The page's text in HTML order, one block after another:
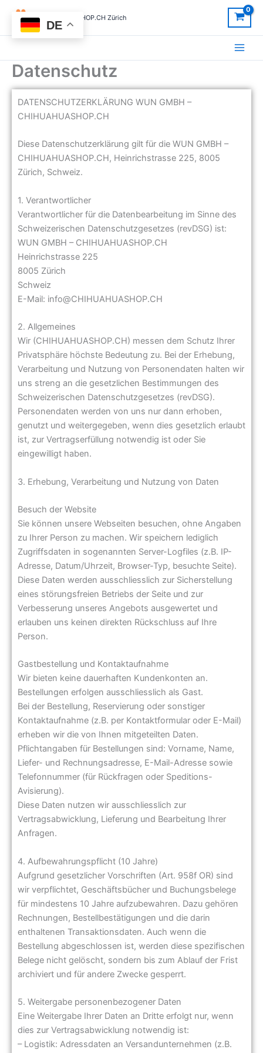
Inhalt
springen
CHIHUAHUASHOP.CH Zürich
Datenschutz
DATENSCHUTZERKLÄRUNG WUN GMBH –
CHIHUAHUASHOP.CH
Diese Datenschutzerklärung gilt für die WUN GMBH –
CHIHUAHUASHOP.CH, Heinrichstrasse 225, 8005
Zürich, Schweiz.
1. Verantwortlicher
Verantwortlicher für die Datenbearbeitung im Sinne des
Schweizerischen Datenschutzgesetzes (revDSG) ist:
WUN GMBH – CHIHUAHUASHOP.CH
Heinrichstrasse 225
8005 Zürich
Schweiz
E-Mail: info@CHIHUAHUASHOP.CH
2. Allgemeines
Wir (CHIHUAHUASHOP.CH) messen dem Schutz Ihrer
Privatsphäre höchste Bedeutung zu. Bei der Erhebung,
Verarbeitung und Nutzung von Personendaten halten wir
uns streng an die gesetzlichen Bestimmungen des
Schweizerischen Datenschutzgesetzes (revDSG).
Personendaten werden von uns nur dann erhoben,
genutzt und weitergegeben, wenn dies gesetzlich erlaubt
ist, zur Vertragserfüllung notwendig ist oder Sie
eingewilligt haben.
3. Erhebung, Verarbeitung und Nutzung von Daten
Besuch der Website
Sie können unsere Webseiten besuchen, ohne Angaben
zu Ihrer Person zu machen. Wir speichern lediglich
Zugriffsdaten in sogenannten Server-Logfiles (z.B. IP-
Adresse, Datum/Uhrzeit, Browser-Typ, besuchte Seite).
Diese Daten werden ausschliesslich zur Sicherstellung
eines störungsfreien Betriebs der Seite und zur
Verbesserung unseres Angebots ausgewertet und
erlauben uns keinen direkten Rückschluss auf Ihre
Person.
Gastbestellung und Kontaktaufnahme
Wir bieten keine dauerhaften Kundenkonten an.
Bestellungen erfolgen ausschliesslich als Gast.
Bei der Bestellung, Reservierung oder sonstiger
Kontaktaufnahme (z.B. per Kontaktformular oder E-Mail)
erheben wir die von Ihnen mitgeteilten Daten.
Pflichtangaben für Bestellungen sind: Vorname, Name,
Liefer- und Rechnungsadresse, E-Mail-Adresse sowie
Telefonnummer (für Rückfragen oder Speditions-
Avisierung).
Diese Daten nutzen wir ausschliesslich zur
Vertragsabwicklung, Lieferung und Bearbeitung Ihrer
Anfragen.
4. Aufbewahrungspflicht (10 Jahre)
Aufgrund gesetzlicher Vorschriften (Art. 958f OR) sind
wir verpflichtet, Geschäftsbücher und Buchungsbelege
für mindestens 10 Jahre aufzubewahren. Dazu gehören
Rechnungen, Bestellbestätigungen und die darin
enthaltenen Transaktionsdaten. Auch wenn die
Bestellung abgeschlossen ist, werden diese spezifischen
Belege nicht gelöscht, sondern bis zum Ablauf der Frist
archiviert und für andere Zwecke gesperrt.
5. Weitergabe personenbezogener Daten
Eine Weitergabe Ihrer Daten an Dritte erfolgt nur, wenn
dies zur Vertragsabwicklung notwendig ist:
– Logistik: Adressdaten an Versandunternehmen (z.B.
DE